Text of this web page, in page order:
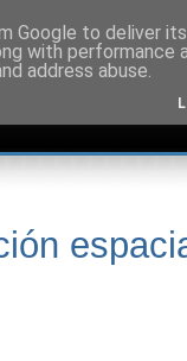
Google to deliver
with
address abuse.